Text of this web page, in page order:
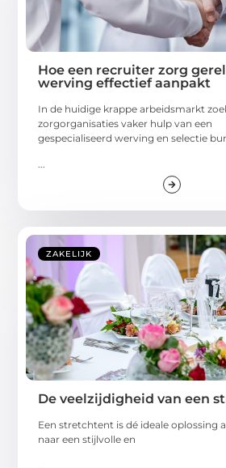
Hoe een recruiter zorg
werving effectief aanpakt
In de huidige krappe arbeidsmarkt
zorgorganisaties vaker hulp van een
gespecialiseerd werving en selectie
...
ZAKELIJK
De veelzijdigheid van een
Een stretchtent is dé ideale oplossing
naar een stijlvolle en